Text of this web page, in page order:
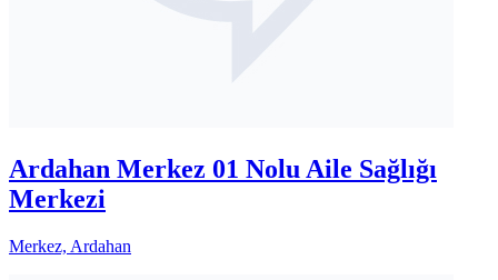
Ardahan Merkez 01 Nolu Aile Sağlığı
Merkezi
Merkez, Ardahan